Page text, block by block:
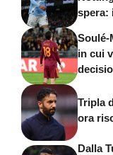
spera:
Soulé-
in cui
Tripla
ora
Dalla